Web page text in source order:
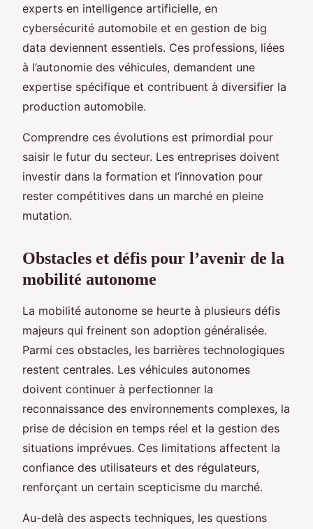
experts en intelligence artificielle, en
cybersécurité automobile et en gestion de big
data deviennent essentiels. Ces professions, liées
à l’autonomie des véhicules, demandent une
expertise spécifique et contribuent à diversifier la
production automobile.
Comprendre ces évolutions est primordial pour
saisir le futur du secteur. Les entreprises doivent
investir dans la formation et l’innovation pour
rester compétitives dans un marché en pleine
mutation.
Obstacles et défis pour l’avenir de la
mobilité autonome
La mobilité autonome se heurte à plusieurs défis
majeurs qui freinent son adoption généralisée.
Parmi ces obstacles, les barrières technologiques
restent centrales. Les véhicules autonomes
doivent continuer à perfectionner la
reconnaissance des environnements complexes, la
prise de décision en temps réel et la gestion des
situations imprévues. Ces limitations affectent la
confiance des utilisateurs et des régulateurs,
renforçant un certain scepticisme du marché.
Au-delà des aspects techniques, les questions